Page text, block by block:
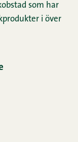
som har
i över